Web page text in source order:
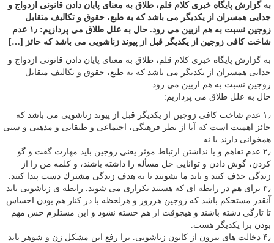
به گزارش پایگاه خبری کلام قلم، طلاق به معنای پایان دادن قانونی ازدواج و
جدایی همسران از یکدیگر می باشد که به طبع، حقوق و تکالیف متقابل
زوجين نسبت به هم ازبین می رود. حال به علل طلاق می پردازیم: ۱٫ عدم
شاخت کافی زوجين از یکدیگر قبل از پیوند زناشویی می باشد که حائز […]
به گزارش پایگاه خبری کلام قلم، طلاق به معنای پایان دادن قانونی ازدواج و
جدایی همسران از یکدیگر می باشد که به طبع، حقوق و تکالیف متقابل
زوجين نسبت به هم ازبین می رود.
حال به علل طلاق می پردازیم:
۱٫ عدم شاخت کافی زوجين از یکدیگر قبل از پیوند زناشویی می باشد که
حائز اهمیت است که آیا از نظر فرهنگی، اجتماعی و طبقاتی و مذهبی و سنی
همخوانی دارند یا نه.
۲٫ عدم تفاهم و یا نداشتن ارتباط موثر یعنی زوجين باید مهارت گفت و گو
کردن، گوش دادن و توانایی حل مسأله را داشته باشند، و کلمه من را از
زندگی حذف کنند و باید ما بشونند تا به هدف زندگی مشترك دست پیدا کنند.
۳٫ برای هم در رابطه ای که هستند تکراری می شوند. رابطه ی زناشویی باید
آنقدر مستحکم باشد که زوجین هرروز و هرلحظه با در کنار هم بودن احساس
تا تازگی دشته باشند و هیچوقت از هم خسته نشود و این مستلزم حس مهم
بودن برا یکدیگر هست.
۴٫ دخالت های بیرون از کانون زناشویی. برا رفع این مشکل زن و شوهر باید